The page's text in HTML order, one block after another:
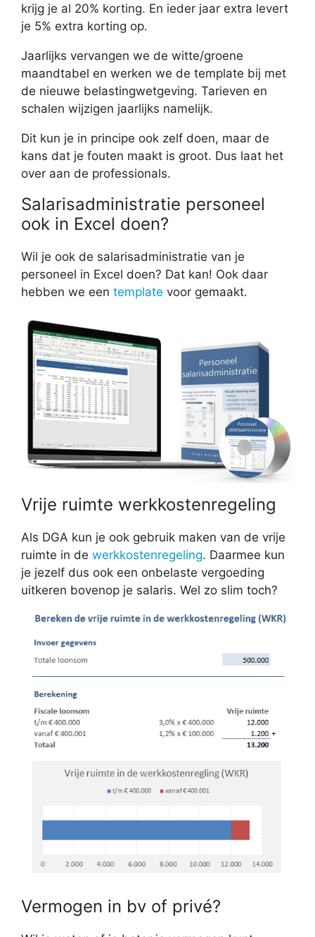
krijg je al 20% korting. En ieder jaar extra levert
je 5% extra korting op.
Jaarlijks vervangen we de witte/groene
maandtabel en werken we de template bij met
de nieuwe belastingwetgeving. Tarieven en
schalen wijzigen jaarlijks namelijk.
Dit kun je in principe ook zelf doen, maar de
kans dat je fouten maakt is groot. Dus laat het
over aan de professionals.
Salarisadministratie personeel
ook in Excel doen?
Wil je ook de salarisadministratie van je
personeel in Excel doen? Dat kan! Ook daar
hebben we een template voor gemaakt.
Vrije ruimte werkkostenregeling
Als DGA kun je ook gebruik maken van de vrije
ruimte in de werkkostenregeling. Daarmee kun
je jezelf dus ook een onbelaste vergoeding
uitkeren bovenop je salaris. Wel zo slim toch?
Vermogen in bv of privé?